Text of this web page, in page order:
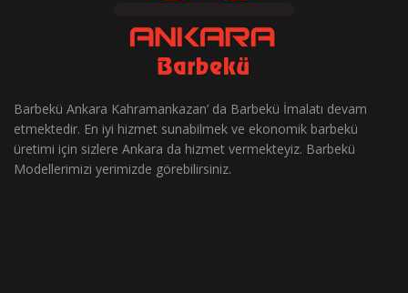
Barbekü Ankara Kahramankazan’ da Barbekü İmalatı devam
etmektedir. En iyi hizmet sunabilmek ve ekonomik barbekü
üretimi için sizlere Ankara da hizmet vermekteyiz. Barbekü
Modellerimizi yerimizde görebilirsiniz.